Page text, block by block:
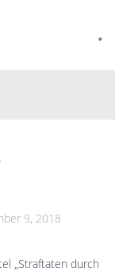
.
9, 2018
„Straftaten durch